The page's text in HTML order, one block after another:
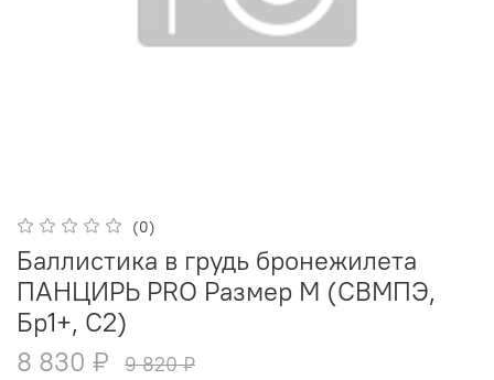
(0)
Баллистика в грудь бронежилета
ПАНЦИРЬ PRO Размер M (СВМПЭ,
Бр1+, С2)
8 830 ₽
9 820 ₽